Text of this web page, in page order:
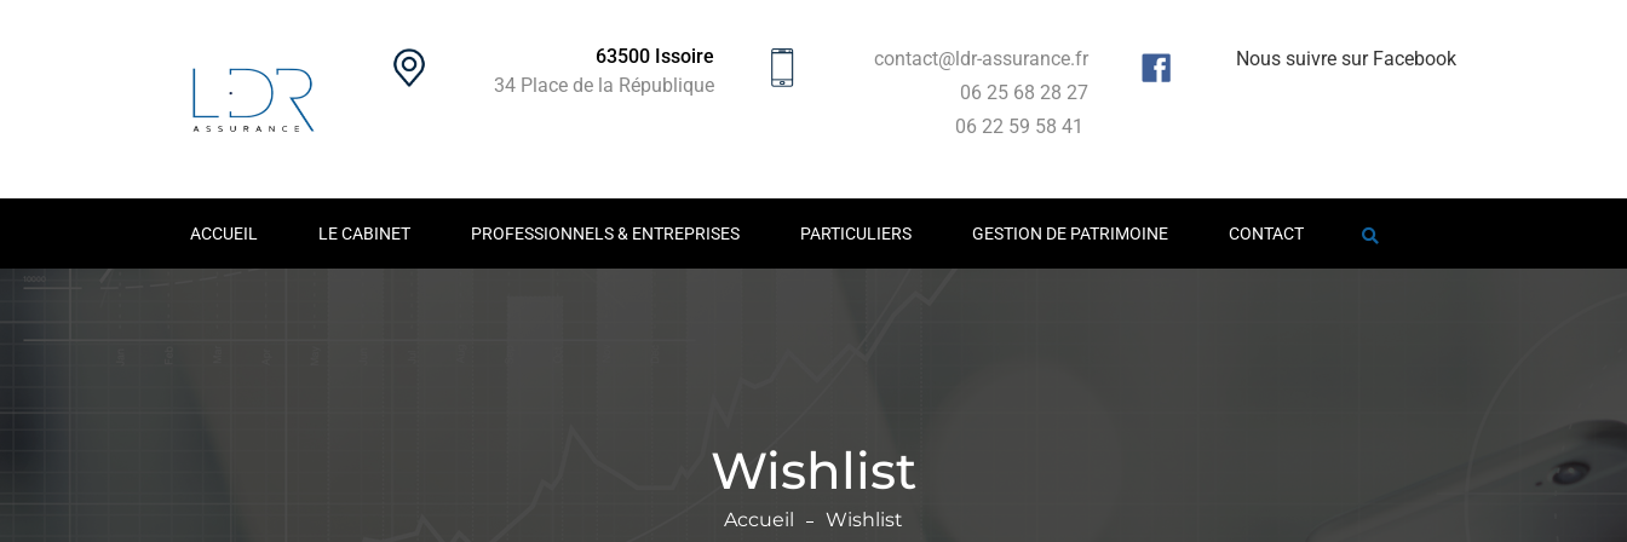
63500 Issoire
34 Place de la République
contact@ldr-assurance.fr
06 25 68 28 27
06 22 59 58 41
Nous suivre sur Facebook
ACCUEIL LE CABINET PROFESSIONNELS & ENTREPRISES PARTICULIERS GESTION DE PATRIMOINE CONTACT
Wishlist
Accueil Wishlist